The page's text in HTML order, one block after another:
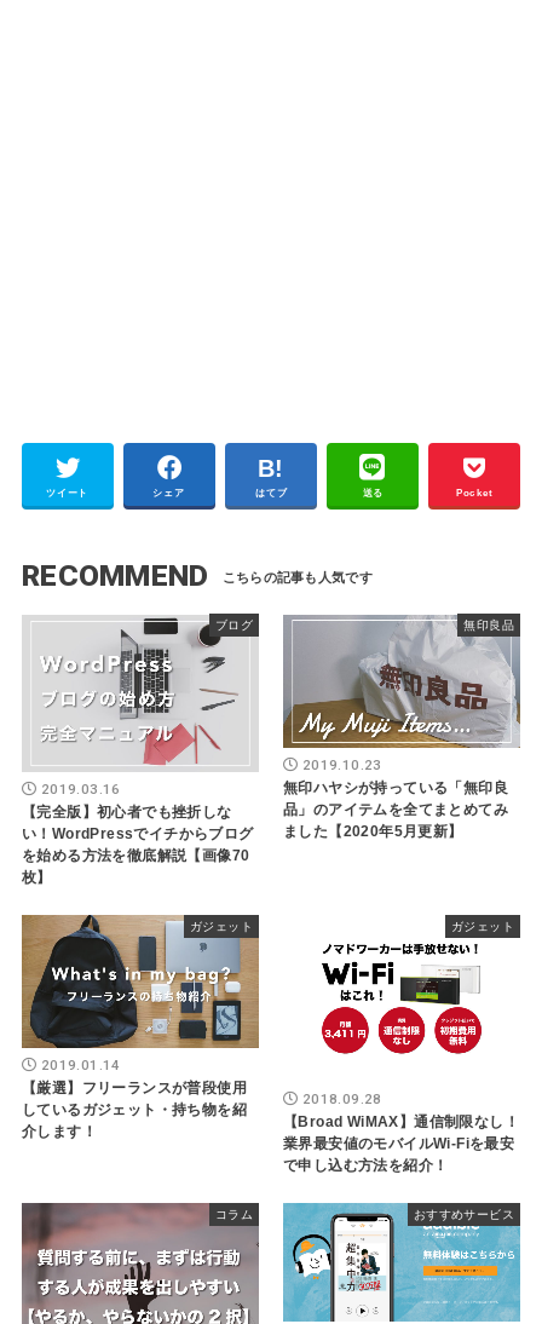
ツイート シェア はてブ 送る Pocket
RECOMMEND
ブログ
2019.03.16
【完全版】初心者でも挫折しな
い！WordPressでイチからブログ
を始める方法を徹底解説【画像70
枚】
無印良品
2019.10.23
無印ハヤシが持っている「無印良
品」のアイテムを全てまとめてみ
ました【2020年5月更新】
ガジェット
2019.01.14
【厳選】フリーランスが普段使用
しているガジェット・持ち物を紹
介します！
ガジェット
2018.09.28
【Broad WiMAX】通信制限なし！
業界最安値のモバイルWi-Fiを最安
で申し込む方法を紹介！
コラム おすすめサービス